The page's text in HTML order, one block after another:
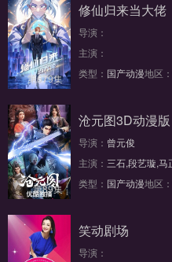
第679集
修仙归来当大佬
导演：
主演：
类型： 国产动漫地区：
第89集
沧元图3D动漫版
导演： 曾元俊
主演： 三石,段艺璇,马
类型： 国产动漫地区：
笑动剧场
导演：